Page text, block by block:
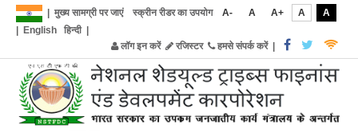
मुख्य सामग्री पर जाएं स्क्रीन रीडर का उपयोग A- A A+ A
A
English हिन्दी|
लॉग इन करें
रजिस्टर हमसे संपर्क करें|